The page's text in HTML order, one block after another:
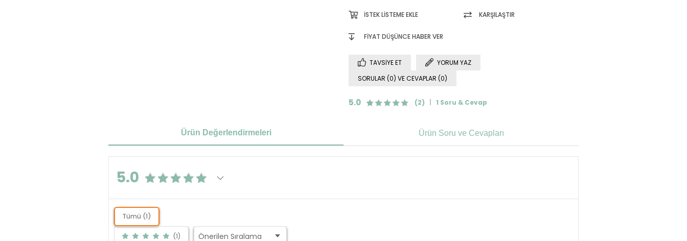
İSTEK LISTEME EKLE KARŞILAŞTIR
FIYAT DÜŞÜNCE HABER VER
TAVSIYE ET
YORUM YAZ
SORULAR (0) VE CEVAPLAR (0)
5.0 (2) 1 Soru & Cevap
Ürün Değerlendirmeleri Ürün Soru ve Cevapları
5.0
Tümü (1)
(1)